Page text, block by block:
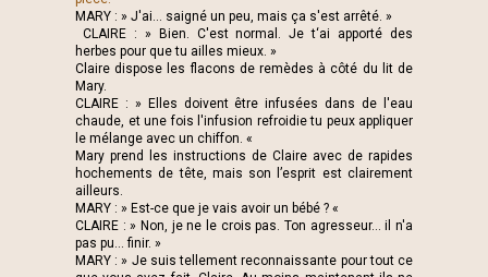
MARY : » J'ai... saigné un peu, mais ça s'est arrêté. »
CLAIRE : » Bien. C'est normal. Je t‘ai apporté des
herbes pour que tu ailles mieux. »
Claire dispose les flacons de remèdes à côté du lit de
Mary.
CLAIRE : » Elles doivent être infusées dans de l'eau
chaude, et une fois l'infusion refroidie tu peux appliquer
le mélange avec un chiffon. «
Mary prend les instructions de Claire avec de rapides
hochements de tête, mais son l’esprit est clairement
ailleurs.
MARY : » Est-ce que je vais avoir un bébé ? «
CLAIRE : » Non, je ne le crois pas. Ton agresseur… il n'a
pas pu... finir. »
MARY : » Je suis tellement reconnaissante pour tout ce